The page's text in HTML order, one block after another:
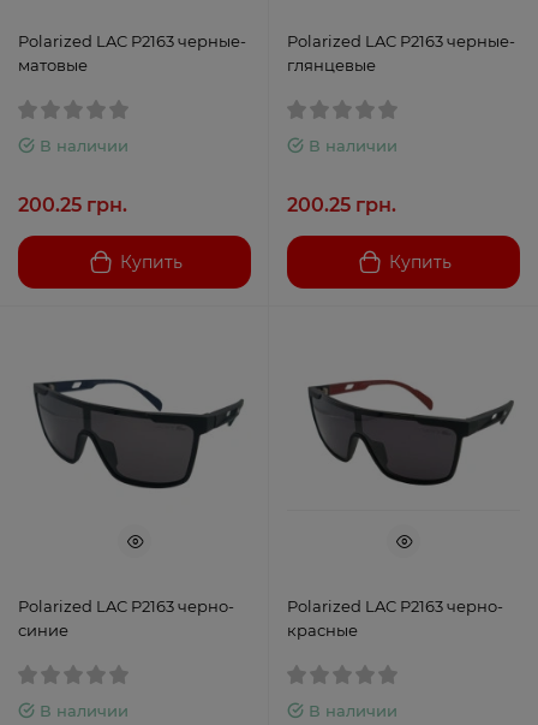
Polarized LAC P2163 черные-
матовые
В наличии
200.25 грн.
Купить
Polarized LAC P2163 черные-
глянцевые
В наличии
200.25 грн.
Купить
Polarized LAC P2163 черно-
синие
В наличии
Polarized LAC P2163 черно-
красные
В наличии